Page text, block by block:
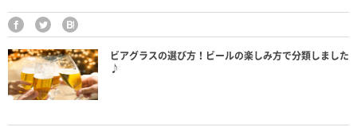
ビアグラスの選び方！ビールの楽しみ方で分類しました
♪